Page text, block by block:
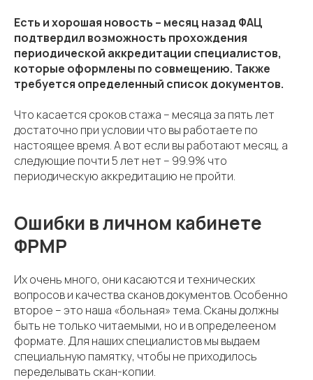
Есть и хорошая новость – месяц назад ФАЦ
подтвердил возможность прохождения
периодической аккредитации специалистов,
которые оформлены по совмещению. Также
требуется определенный список документов.
Что касается сроков стажа – месяца за пять лет
достаточно при условии что вы работаете по
настоящее время. А вот если вы работают месяц, а
следующие почти 5 лет нет – 99.9% что
периодическую аккредитацию не пройти.
Ошибки в личном кабинете
ФРМР
Их очень много, они касаются и технических
вопросов и качества сканов документов. Особенно
второе – это наша «больная» тема. Сканы должны
быть не только читаемыми, но и в определееном
формате. Для наших специалистов мы выдаем
специальную памятку, чтобы не приходилось
переделывать скан-копии.